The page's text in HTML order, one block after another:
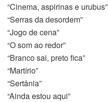
“Cinema, aspirinas e urubus”
“Serras da desordem”
“Jogo de cena”
“O som ao redor”
“Branco sai, preto fica”
“Martírio”
“Sertânia”
“Ainda estou aqui”